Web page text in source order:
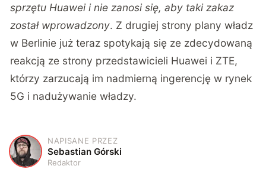
sprzętu Huawei i nie zanosi się, aby taki zakaz
został wprowadzony. Z drugiej strony plany władz
w Berlinie już teraz spotykają się ze zdecydowaną
reakcją ze strony przedstawicieli Huawei i ZTE,
którzy zarzucają im nadmierną ingerencję w rynek
5G i nadużywanie władzy.
S
NAPISANE PRZEZ
Sebastian Górski
Redaktor